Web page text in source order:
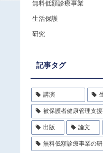
無料低額診療事業
生活保護
研究
記事タグ
講演
被保護者健康管理支
出版 論文
無料低額診療事業の